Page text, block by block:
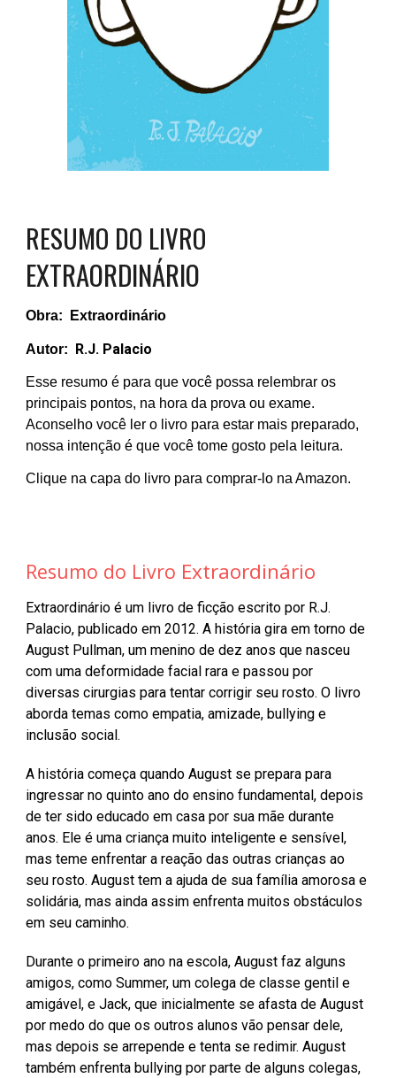
RESUMO DO LIVRO
EXTRAORDINÁRIO
Obra: Extraordinário
Autor: R.J. Palacio
Esse resumo é para que você possa relembrar os
principais pontos, na hora da prova ou exame.
Aconselho você ler o livro para estar mais preparado,
nossa intenção é que você tome gosto pela leitura.
Clique na capa do livro para comprar-lo na Amazon.
Resumo do Livro Extraordinário
Extraordinário é um livro de ficção escrito por R.J.
Palacio, publicado em 2012. A história gira em torno de
August Pullman, um menino de dez anos que nasceu
com uma deformidade facial rara e passou por
diversas cirurgias para tentar corrigir seu rosto. O livro
aborda temas como empatia, amizade, bullying e
inclusão social.
A história começa quando August se prepara para
ingressar no quinto ano do ensino fundamental, depois
de ter sido educado em casa por sua mãe durante
anos. Ele é uma criança muito inteligente e sensível,
mas teme enfrentar a reação das outras crianças ao
seu rosto. August tem a ajuda de sua família amorosa e
solidária, mas ainda assim enfrenta muitos obstáculos
em seu caminho.
Durante o primeiro ano na escola, August faz alguns
amigos, como Summer, um colega de classe gentil e
amigável, e Jack, que inicialmente se afasta de August
por medo do que os outros alunos vão pensar dele,
mas depois se arrepende e tenta se redimir. August
também enfrenta bullying por parte de alguns colegas,